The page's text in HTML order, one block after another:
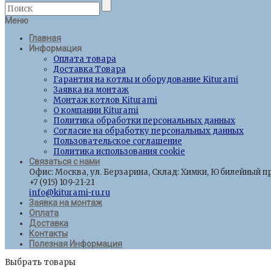
Меню
Главная
Информация
Оплата товара
Доставка Товара
Гарантия на котлы и оборудование Kiturami
Заявка на монтаж
Монтаж котлов Kiturami
О компании Kiturami
Политика обработки персональных данных
Согласие на обработку персональных данных
Пользовательское соглашение
Политика использования cookie
Связаться с нами
Офис: Москва, ул. Берзарина, Склад: Химки, Юбилейный
+7 (915) 109-21-21
info@kiturami-ru.ru
Заявка на монтаж
Оплата
Доставка
Контакты
Полезная Информация
Выбрать товары